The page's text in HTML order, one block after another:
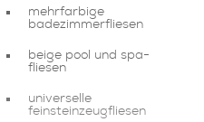
mehrfarbige
badezimmerfliesen
beige pool und spa-
fliesen
universelle
feinsteinzeugfliesen